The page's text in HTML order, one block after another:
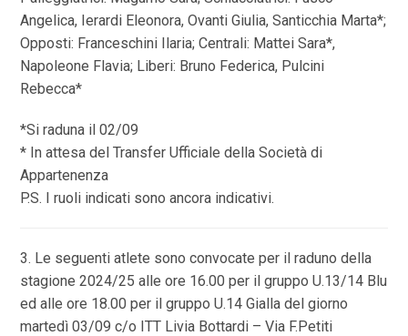
Angelica, Ierardi Eleonora, Ovanti Giulia, Santicchia Marta*;
Opposti: Franceschini Ilaria; Centrali: Mattei Sara*,
Napoleone Flavia; Liberi: Bruno Federica, Pulcini
Rebecca*
*Si raduna il 02/09
* In attesa del Transfer Ufficiale della Società di
Appartenenza
P.S. I ruoli indicati sono ancora indicativi.
3. Le seguenti atlete sono convocate per il raduno della
stagione 2024/25 alle ore 16.00 per il gruppo U.13/14 Blu
ed alle ore 18.00 per il gruppo U.14 Gialla del giorno
martedì 03/09 c/o ITT Livia Bottardi – Via F.Petiti